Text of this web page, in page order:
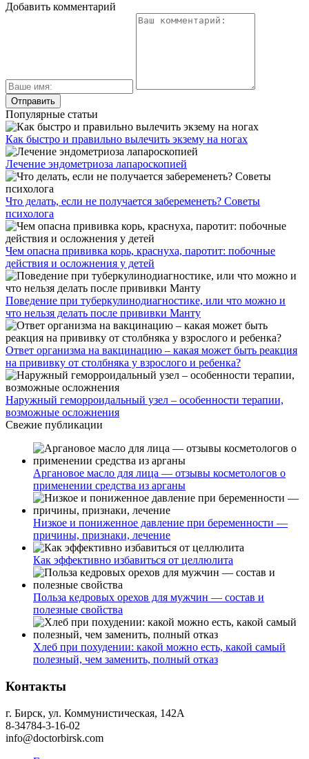
Добавить комментарий
Популярные статьи
Как быстро и правильно вылечить экзему на ногах
Лечение эндометриоза лапароскопией
Что делать, если не получается забеременеть? Советы
психолога
Чем опасна прививка корь, краснуха, паротит: побочные
действия и осложнения у детей
Поведение при туберкулинодиагностике, или что можно и
что нельзя делать после прививки Манту
Ответ организма на вакцинацию – какая может быть реакция
на прививку от столбняка у взрослого и ребенка?
Наружный геморроидальный узел – особенности терапии,
возможные осложнения
Свежие публикации
Аргановое масло для лица — отзывы косметологов о
применении средства из арганы
Низкое и пониженное давление при беременности —
причины, признаки, лечение
Как эффективно избавиться от целлюлита
Польза кедровых орехов для мужчин — состав и
полезные свойства
Хлеб при похудении: какой можно есть, какой самый
полезный, чем заменить, полный отказ
Контакты
г. Бирск, ул. Коммунистическая, 142А
8-34784-3-16-02
info@doctorbirsk.com